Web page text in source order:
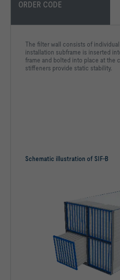
ORDER CODE
Schematic illustration of SIF-B
The filter wall consists of
installation subframe is inserted
frame and bolted into place at the
stiffeners provide static stability.